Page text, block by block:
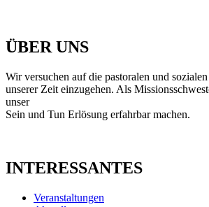
ÜBER UNS
Wir versuchen auf die pastoralen und
unserer Zeit einzugehen. Als
unser
Sein und Tun Erlösung erfahrbar machen.
INTERESSANTES
Veranstaltungen